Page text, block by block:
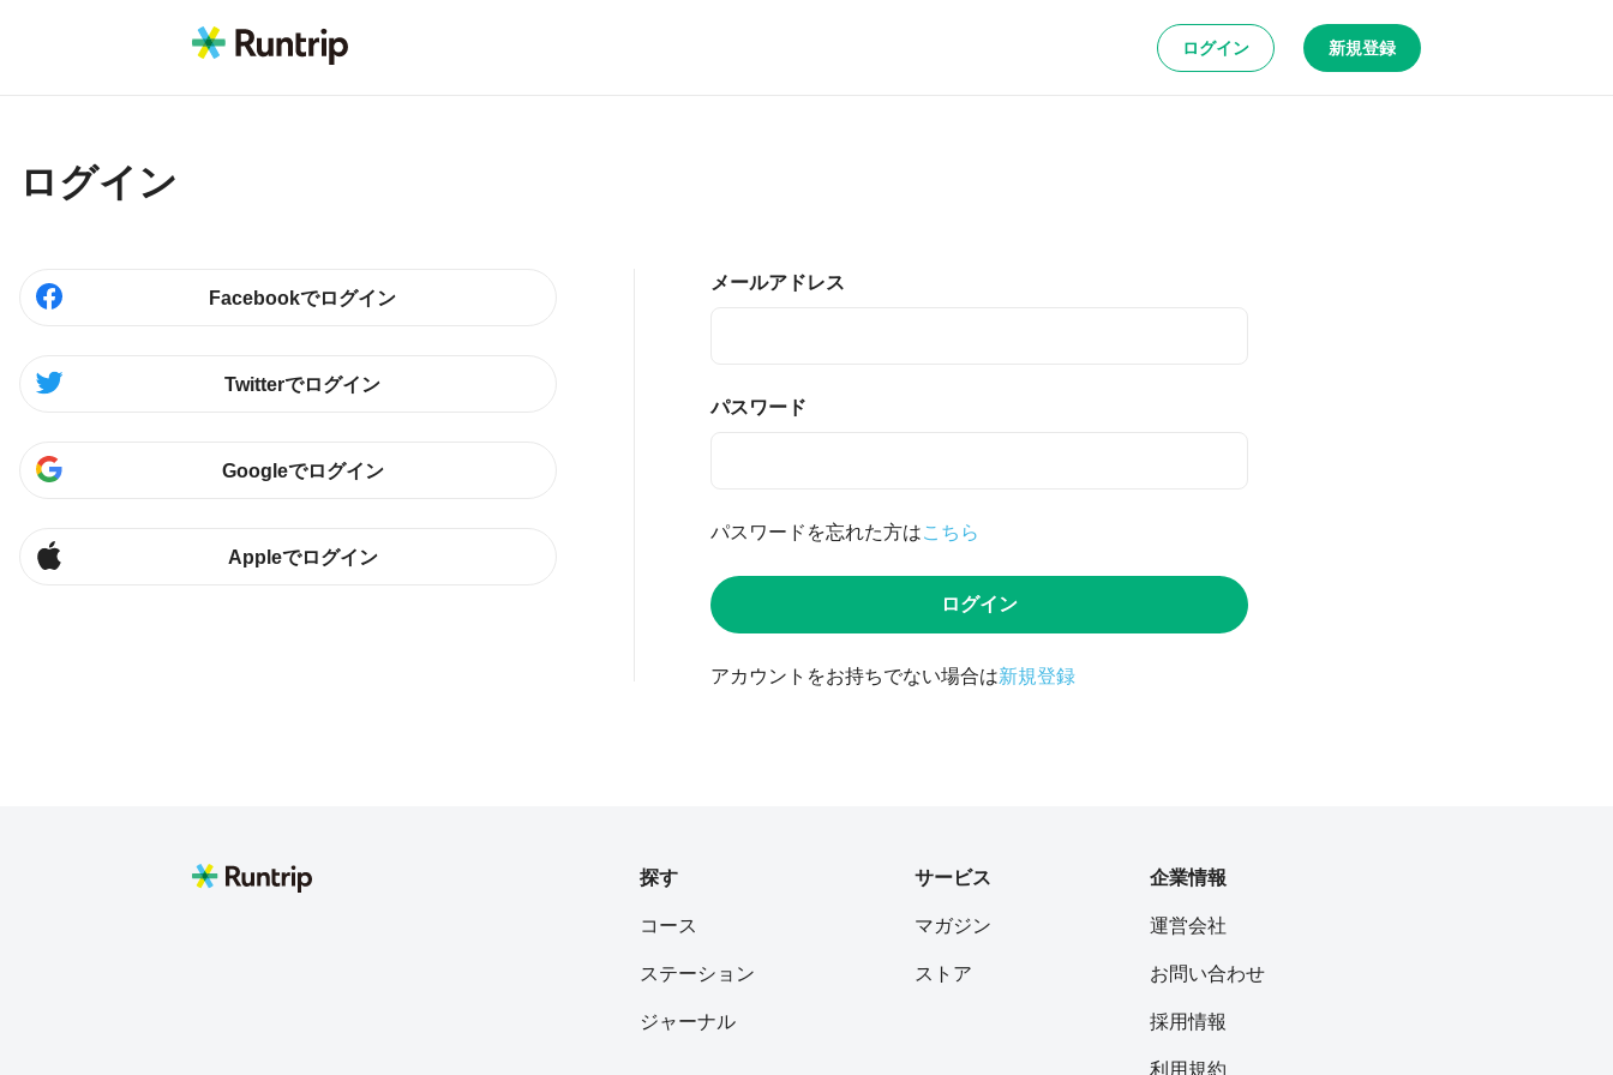
ログイン 新規登録
ログイン
Facebookでログイン
Twitterでログイン
Googleでログイン
Appleでログイン
メールアドレス
パスワード
パスワードを忘れた方はこちら
ログイン
アカウントをお持ちでない場合は新規登録
探す
コース
ステーション
ジャーナル
サービス
マガジン
ストア
企業情報
運営会社
お問い合わせ
採用情報
利用規約